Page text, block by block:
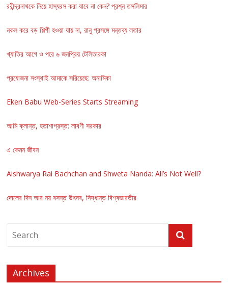
রবীন্দ্রনাথকে নিয়ে হাস্যরস করা যাবে না কেন? প্রশ্ন তসলিমার
নকল করে বড় শিল্পী হওয়া যায় না, রানু প্রসঙ্গে মন্তব্য লতার
খ্যাতির আগে ও পরে ৬ জনপ্রিয় টেলিতারকা
প্রযোজনা সংস্থাই আমাকে সরিয়েছে: অনামিকা
Eken Babu Web-Series Starts Streaming
আমি ক্লান্ত, হতাশাগ্রস্ত: লাবণী সরকার
এ কেমন জীবন
Aishwarya Rai Bachchan and Shweta Nanda: All’s Not Well?
দোলের দিন আর নয় বসন্ত উৎসব, সিদ্ধান্ত বিশ্বভারতীর
Archives